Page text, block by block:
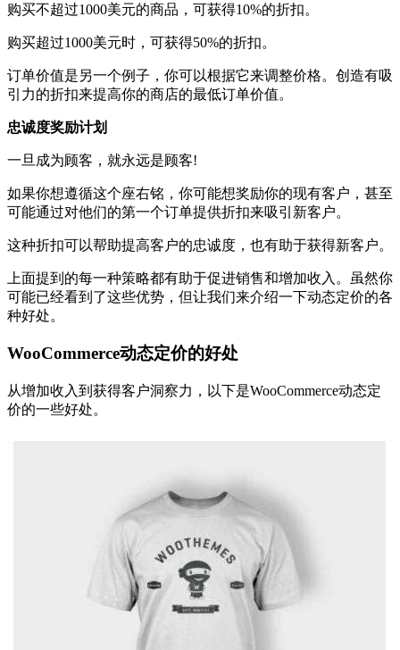
购买不超过1000美元的商品，可获得10%的折扣。
购买超过1000美元时，可获得50%的折扣。
订单价值是另一个例子，你可以根据它来调整价格。创造有吸
引力的折扣来提高你的商店的最低订单价值。
忠诚度奖励计划
一旦成为顾客，就永远是顾客!
如果你想遵循这个座右铭，你可能想奖励你的现有客户，甚至
可能通过对他们的第一个订单提供折扣来吸引新客户。
这种折扣可以帮助提高客户的忠诚度，也有助于获得新客户。
上面提到的每一种策略都有助于促进销售和增加收入。虽然你
可能已经看到了这些优势，但让我们来介绍一下动态定价的各
种好处。
WooCommerce动态定价的好处
从增加收入到获得客户洞察力，以下是WooCommerce动态定
价的一些好处。